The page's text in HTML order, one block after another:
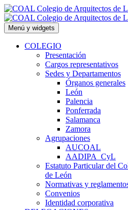
Saltar
al
contenido
Menú y widgets
COLEGIO
Presentación
Cargos representativos
Sedes y Departamentos
Órganos generales
León
Palencia
Ponferrada
Salamanca
Zamora
Agrupaciones
AUCOAL
AADIPA_CyL
Estatuto Particular del
de León
Normativas y
Convenios
Identidad corporativa